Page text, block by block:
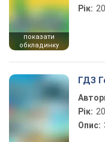
показати
обкладинку
Рік:
ГДЗ
Рік:
Опис: